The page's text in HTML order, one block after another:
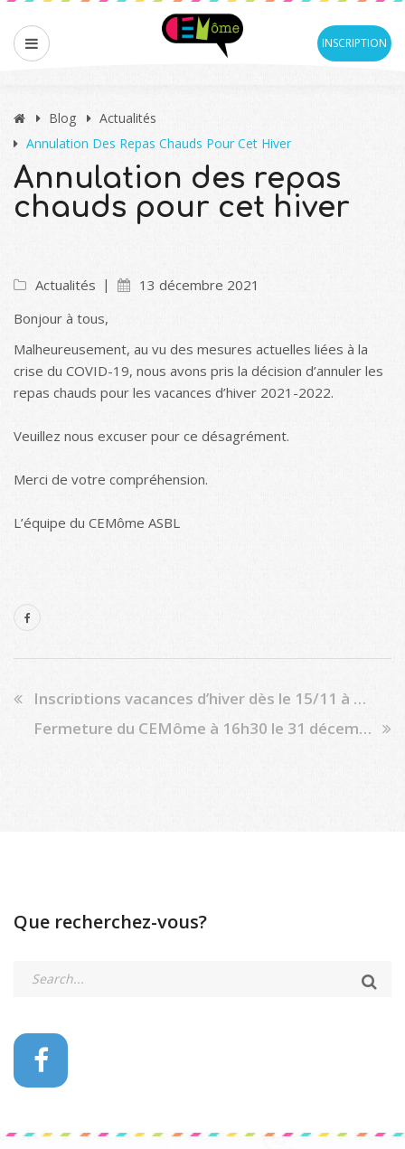
INSCRIPTION
Blog
Actualités
Annulation Des Repas Chauds Pour Cet Hiver
Annulation des repas
chauds pour cet hiver
Actualités
13 décembre 2021
Bonjour à tous,
Malheureusement, au vu des mesures actuelles liées à la
crise du COVID-19, nous avons pris la décision d’annuler les
repas chauds pour les vacances d’hiver 2021-2022.
Veuillez nous excuser pour ce désagrément.
Merci de votre compréhension.
L’équipe du CEMôme ASBL
Inscriptions vacances d’hiver dès le 15/11 à 10h00
Fermeture du CEMôme à 16h30 le 31 décembre
Que recherchez-vous?